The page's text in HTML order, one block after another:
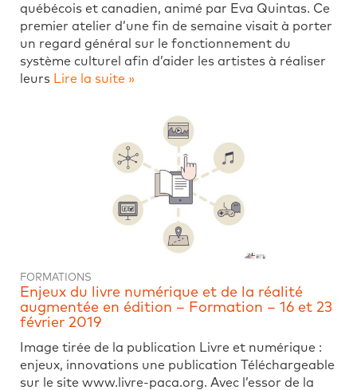
québécois et canadien, animé par Eva Quintas. Ce
premier atelier d’une fin de semaine visait à porter
un regard général sur le fonctionnement du
système culturel afin d’aider les artistes à réaliser
leurs Lire la suite »
FORMATIONS
Enjeux du livre numérique et de la réalité
augmentée en édition – Formation – 16 et 23
février 2019
Image tirée de la publication Livre et numérique :
enjeux, innovations une publication Téléchargeable
sur le site www.livre-paca.org. Avec l’essor de la